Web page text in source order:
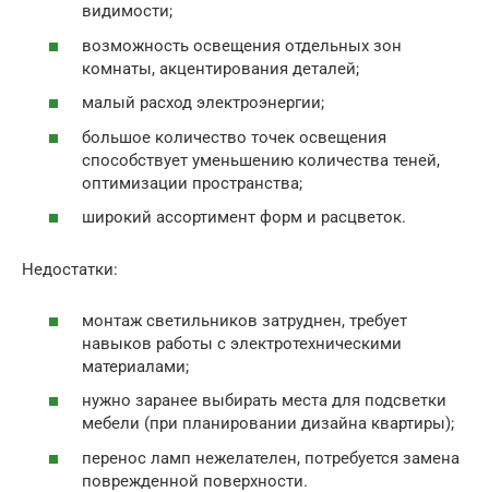
видимости;
возможность освещения отдельных зон
комнаты, акцентирования деталей;
малый расход электроэнергии;
большое количество точек освещения
способствует уменьшению количества теней,
оптимизации пространства;
широкий ассортимент форм и расцветок.
Недостатки:
монтаж светильников затруднен, требует
навыков работы с электротехническими
материалами;
нужно заранее выбирать места для подсветки
мебели (при планировании дизайна квартиры);
перенос ламп нежелателен, потребуется замена
поврежденной поверхности.